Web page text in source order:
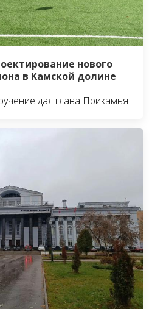
нового
в Камской долине
дал глава Прикамья